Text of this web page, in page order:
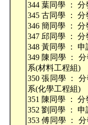
344 葉同學 ：
345 古同學 ：
346 簡同學 ：
347 邱同學 ：
348 黃同學 ：
349 陳同學 ：
系(材料工程組)
350 張同學 ：
系(化學工程組)
351 陳同學 ：
352 劉同學 ：
353 傅同學 ：